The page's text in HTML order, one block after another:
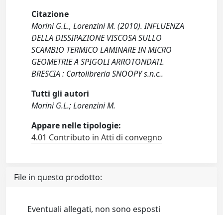
Citazione
Morini G.L., Lorenzini M. (2010). INFLUENZA
DELLA DISSIPAZIONE VISCOSA SULLO
SCAMBIO TERMICO LAMINARE IN MICRO
GEOMETRIE A SPIGOLI ARROTONDATI.
BRESCIA : Cartolibreria SNOOPY s.n.c..
Tutti gli autori
Morini G.L.; Lorenzini M.
Appare nelle tipologie:
4.01 Contributo in Atti di convegno
File in questo prodotto:
Eventuali allegati, non sono esposti